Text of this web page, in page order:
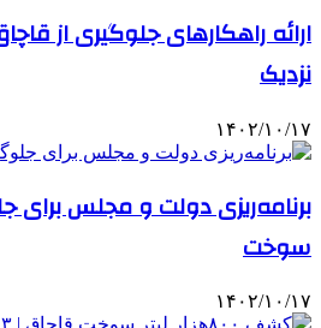
ارائه راهکارهای جلوگیری از
نزدیک
۱۴۰۲/۱۰/۱۷
برنامه‌ریزی دولت و مجلس برای
سوخت
۱۴۰۲/۱۰/۱۷